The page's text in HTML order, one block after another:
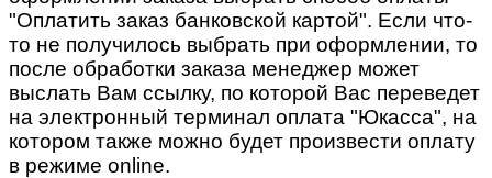
"Оплатить заказ банковской картой". Если что-
то не получилось выбрать при оформлении, то
после обработки заказа менеджер может
выслать Вам ссылку, по которой Вас переведет
на электронный терминал оплата "Юкасса", на
котором также можно будет произвести оплату
в режиме online.